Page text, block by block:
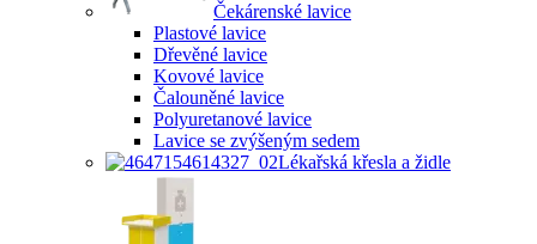
Čekárenské lavice
Plastové lavice
Dřevěné lavice
Kovové lavice
Čalouněné lavice
Polyuretanové lavice
Lavice se zvýšeným sedem
Lékařská křesla a židle